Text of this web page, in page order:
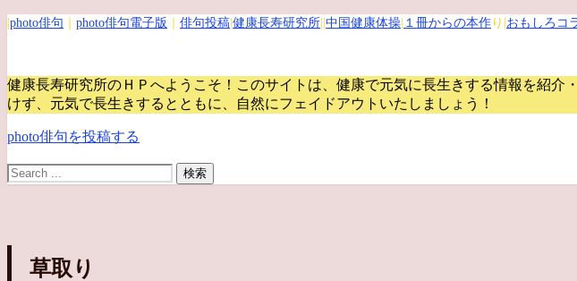
photo俳句 photo俳句電子版 俳句投稿 健康長寿研究所 中国健康体操 １冊からの本作 り| おもしろコ
健康長寿研究所のＨＰへようこそ！このサイトは、健康で元気に長生きする情報を紹介
けず、元気で長生きするとともに、自然にフェイドアウトいたしましょう！
photo俳句を投稿する
草取り